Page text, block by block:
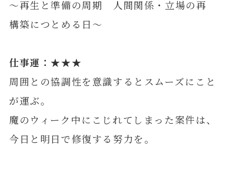
～再生と準備の周期 人間関係・立場の再
構築につとめる日～
仕事運：★★★
周囲との協調性を意識するとスムーズにこと
が運ぶ。
魔のウィーク中にこじれてしまった案件は、
今日と明日で修復する努力を。